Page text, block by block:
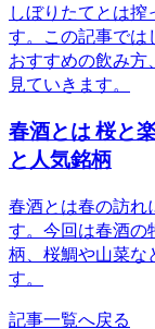
しぼりたてとは
す。この記事では
おすすめの飲み方
見ていきます。
春酒とは 桜と
と人気銘柄
春酒とは春の訪れ
す。今回は春酒の
柄、桜鯛や山菜な
す。
記事一覧へ戻る